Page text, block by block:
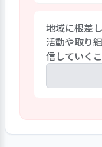
育園全体の
す。今後は
年の中期経
織目標を明
把握できる
れます。
各年齢に合
ています。
う・歩くな
間が用意さ
文字、形、
えてあり、
なっていま
地域に根差
活動や取り
信していく